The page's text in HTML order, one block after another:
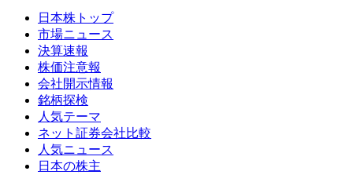
日本株トップ
市場ニュース
決算速報
株価注意報
会社開示情報
銘柄探検
人気テーマ
ネット証券会社比較
人気ニュース
日本の株主